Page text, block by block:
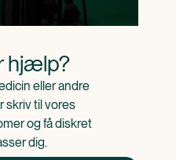
hjælp?
eller andre
skriv til vores
og få diskret
dig.